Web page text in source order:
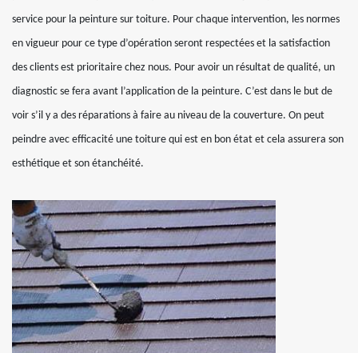
service pour la peinture sur toiture. Pour chaque intervention, les normes
en vigueur pour ce type d’opération seront respectées et la satisfaction
des clients est prioritaire chez nous. Pour avoir un résultat de qualité, un
diagnostic se fera avant l’application de la peinture. C’est dans le but de
voir s’il y a des réparations à faire au niveau de la couverture. On peut
peindre avec efficacité une toiture qui est en bon état et cela assurera son
esthétique et son étanchéité.